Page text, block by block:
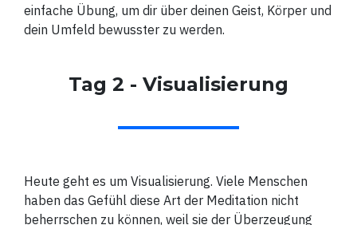
einfache Übung, um dir über deinen Geist, Körper und
dein Umfeld bewusster zu werden.
Tag 2 - Visualisierung
Heute geht es um Visualisierung. Viele Menschen
haben das Gefühl diese Art der Meditation nicht
beherrschen zu können, weil sie der Überzeugung